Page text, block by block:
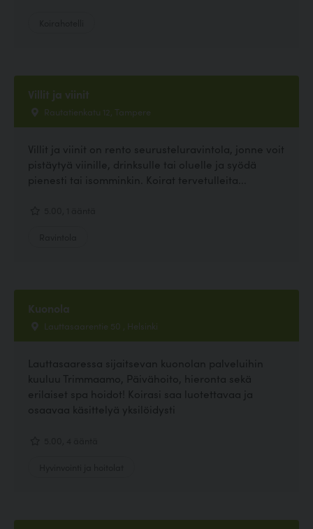
Villit ja viinit
Rautatienkatu 12, Tampere
Villit ja viinit on rento seurusteluravintola, jonne voit
pistäytyä viinille, drinksulle tai oluelle ja syödä
pienesti tai isomminkin. Koirat tervetulleita...
Kuonola
Lauttasaarentie 50 , Helsinki
Lauttasaaressa sijaitsevan kuonolan palveluihin
kuuluu Trimmaamo, Päivähoito, hieronta sekä
erilaiset spa hoidot! Koirasi saa luotettavaa ja
osaavaa käsittelyä yksilöidysti